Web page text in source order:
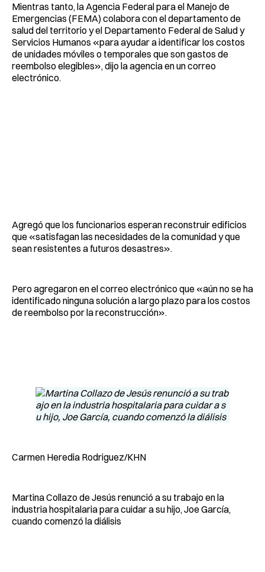
Mientras tanto, la Agencia Federal para el Manejo de
Emergencias (FEMA) colabora con el departamento de
salud del territorio y el Departamento Federal de Salud y
Servicios Humanos «para ayudar a identificar los costos
de unidades móviles o temporales que son gastos de
reembolso elegibles», dijo la agencia en un correo
electrónico.
Agregó que los funcionarios esperan reconstruir edificios
que «satisfagan las necesidades de la comunidad y que
sean resistentes a futuros desastres».
Pero agregaron en el correo electrónico que «aún no se ha
identificado ninguna solución a largo plazo para los costos
de reembolso por la reconstrucción».
Carmen Heredia Rodriguez/KHN
Martina Collazo de Jesús renunció a su trabajo en la
industria hospitalaria para cuidar a su hijo, Joe García,
cuando comenzó la diálisis